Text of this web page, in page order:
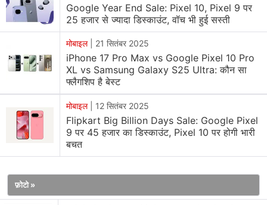
जाने वाले फोन के मॉडल और उसकी स्थिति पर निर्भर करता है।
Google Pixel 10 Pro XL Features & Specifications
Google Pixel 10 Pro XL में 6.8 इंच की सुपर Actua LTPO
OLED डिस्प्ले दी गई है, जिसका रेजोल्यूशन 1344x2992 पिक्सल,
1-120Hz रिफ्रेश रेट और 3,300 निट्स तक पीक ब्राइटनेस है।
इस स्मार्टफोन में Google Tensor G5 प्रोसेसर दिया गया है। यह
फोन एंड्रॉयड 16 ऑपरेटिंग सिस्टम पर काम करता है। डाइमेंशन की
बात करें तो Pixel 10 Pro XL की लंबाई 162.8 मिमी, चौड़ाई 76.7
Google Year End Sale: Pixel 10, Pixel 9 पर
25 हजार से ज्यादा डिस्काउंट, वॉच भी हुई सस्ती
मोबाइल| 21 सितंबर 2025
iPhone 17 Pro Max vs Google Pixel 10 Pro
XL vs Samsung Galaxy S25 Ultra: कौन सा
फ्लैगशिप है बेस्ट
मोबाइल| 12 सितंबर 2025
Flipkart Big Billion Days Sale: Google Pixel
9 पर 45 हजार का डिस्काउंट, Pixel 10 पर होगी भारी
बचत
फ़ोटो »